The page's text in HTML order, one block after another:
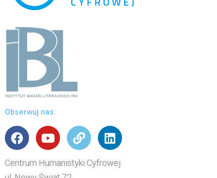
Obserwuj nas:
Centrum Humanistyki Cyfrowej